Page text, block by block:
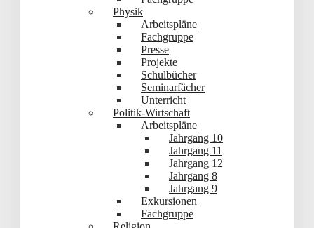
Physik
Arbeitspläne
Fachgruppe
Presse
Projekte
Schulbücher
Seminarfächer
Unterricht
Politik-Wirtschaft
Arbeitspläne
Jahrgang 10
Jahrgang 11
Jahrgang 12
Jahrgang 8
Jahrgang 9
Exkursionen
Fachgruppe